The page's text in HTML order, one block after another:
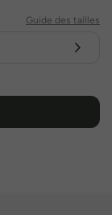
Guide des tailles